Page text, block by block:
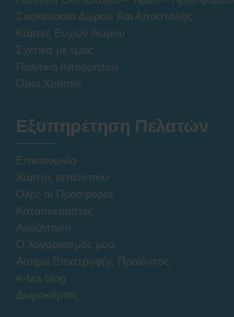
Συσκευασία Δώρου Και Αποστολής
Κάρτες Ευχών δώρου
Σχετικά με εμάς
Πολιτική Απορρήτου
Όροι Χρήσης
Εξυπηρέτηση Πελατών
Επικοινωνία
Χάρτης ιστότοπου
Όλες οι Προσφορές
Κατασκευαστές
Αναζήτηση
Ο λογαριασμός μου
Αίτημα Επιστροφής Προϊόντος
e-tza blog
Δωροκάρτες